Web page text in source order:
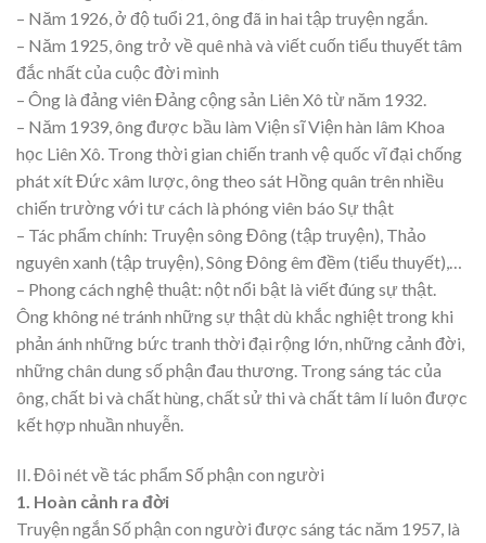
– Năm 1926, ở độ tuổi 21, ông đã in hai tập truyện ngắn.
– Năm 1925, ông trở về quê nhà và viết cuốn tiểu thuyết tâm
đắc nhất của cuộc đời mình
– Ông là đảng viên Đảng cộng sản Liên Xô từ năm 1932.
– Năm 1939, ông được bầu làm Viện sĩ Viện hàn lâm Khoa
học Liên Xô. Trong thời gian chiến tranh vệ quốc vĩ đại chống
phát xít Đức xâm lược, ông theo sát Hồng quân trên nhiều
chiến trường với tư cách là phóng viên báo Sự thật
– Tác phẩm chính: Truyện sông Đông (tập truyện), Thảo
nguyên xanh (tập truyện), Sông Đông êm đềm (tiểu thuyết),…
– Phong cách nghệ thuật: nột nổi bật là viết đúng sự thật.
Ông không né tránh những sự thật dù khắc nghiệt trong khi
phản ánh những bức tranh thời đại rộng lớn, những cảnh đời,
những chân dung số phận đau thương. Trong sáng tác của
ông, chất bi và chất hùng, chất sử thi và chất tâm lí luôn được
kết hợp nhuần nhuyễn.
II. Đôi nét về tác phẩm Số phận con người
1. Hoàn cảnh ra đời
Truyện ngắn Số phận con người được sáng tác năm 1957, là